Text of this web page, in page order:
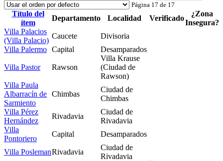
Página 17 de 17
Título del
ítem
Departamento Localidad Verificado
¿Zona
Insegura?
Villa Palacios
(Villa Palacio)
Caucete
Divisoria
Villa Palermo Capital Desamparados
Villa Pastor Rawson
Villa Krause
(Ciudad de
Rawson)
Villa Paula
Albarracín de
Sarmiento
Chimbas
Ciudad de
Chimbas
Villa Pérez
Hernández
Rivadavia
Ciudad de
Rivadavia
Villa
Pontoriero
Capital Desamparados
Villa PoslemanRivadavia
Ciudad de
Rivadavia